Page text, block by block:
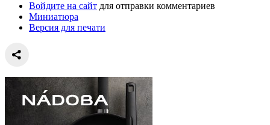
Войдите на сайт для отправки комментариев
Миниатюра
Версия для печати